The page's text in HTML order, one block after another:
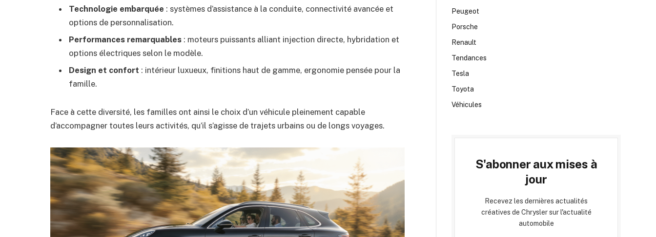
Technologie embarquée : systèmes d’assistance à la conduite, connectivité avancée et
options de personnalisation.
Performances remarquables : moteurs puissants alliant injection directe, hybridation et
options électriques selon le modèle.
Design et confort : intérieur luxueux, finitions haut de gamme, ergonomie pensée pour la
famille.
Face à cette diversité, les familles ont ainsi le choix d’un véhicule pleinement capable
d’accompagner toutes leurs activités, qu’il s’agisse de trajets urbains ou de longs voyages.
Peugeot
Porsche
Renault
Tendances
Tesla
Toyota
Véhicules
S'abonner aux mises à
jour
Recevez les dernières actualités
créatives de Chrysler sur l'actualité
automobile